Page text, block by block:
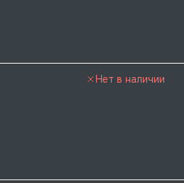
Нет в наличии